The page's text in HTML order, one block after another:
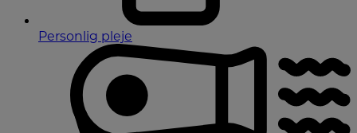
Personlig pleje